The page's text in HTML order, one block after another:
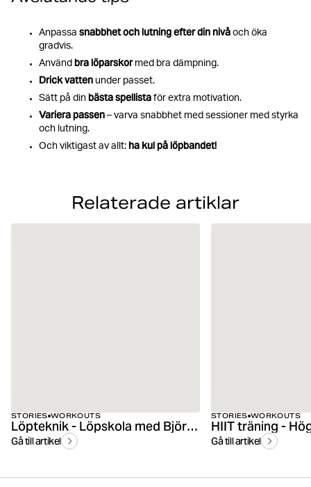
2 min: sprint 30 sek → gång 90 sek (1%
5 min → Upprepa 3 sprintintervaller
5 min→ Power walk 4 min i 10–12% lutning
2 min→ Sprint 30 sek → gång 90 sek (utan
lutning)
Anpassa snabbhet och lutningefter din nivå och öka
gradvis.
Använd bra löparskormed bra dämpning.
Drick vatten under passet.
Sätt på din bästa spellista för extra motivation.
Variera passen – varva snabbhet med sessioner med styrka
och lutning.
Och viktigast av allt: ha kul på löpbandet!
Relaterade artiklar
STORIES WORKOUTS
Löpteknik - Löpskola med Björn Borg
Gå till artikel
STORIES WORKOUTS
Gå till artikel